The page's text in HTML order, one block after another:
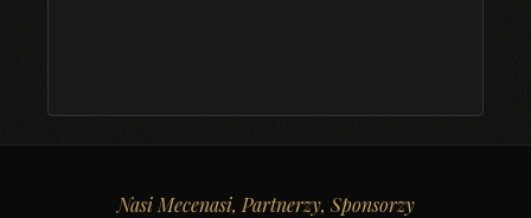
Nasi Mecenasi, Partnerzy, Sponsorzy